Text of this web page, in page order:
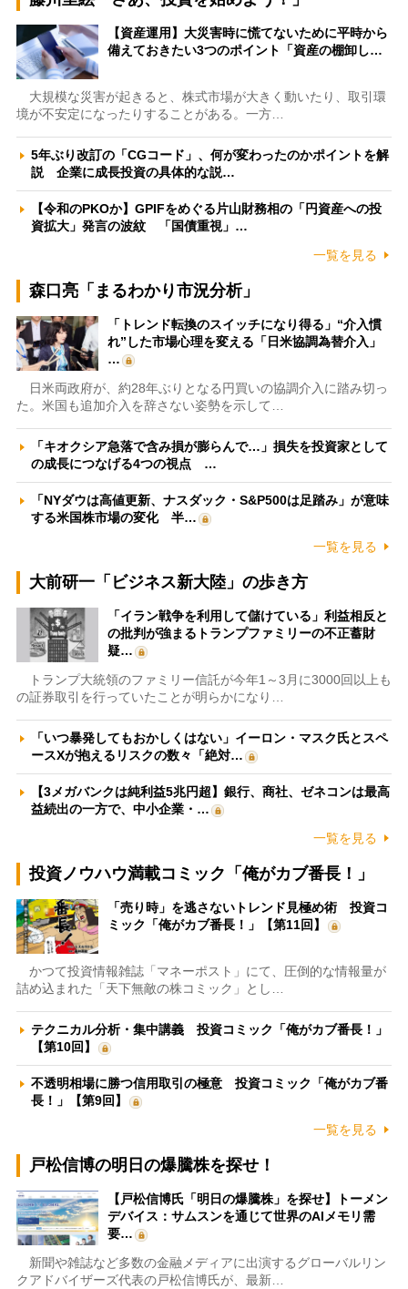
【資産運用】大災害時に慌てないために平時から
備えておきたい3つのポイント「資産の棚卸し…
大規模な災害が起きると、株式市場が大きく動いたり、取引環
境が不安定になったりすることがある。一方…
5年ぶり改訂の「CGコード」、何が変わったのかポイントを解
説 企業に成長投資の具体的な説…
【令和のPKOか】GPIFをめぐる片山財務相の「円資産への投
資拡大」発言の波紋 「国債重視」…
一覧を見る
森口亮「まるわかり市況分析」
「トレンド転換のスイッチになり得る」“介入慣
れ”した市場心理を変える「日米協調為替介入」
…
日米両政府が、約28年ぶりとなる円買いの協調介入に踏み切っ
た。米国も追加介入を辞さない姿勢を示して…
「キオクシア急落で含み損が膨らんで…」損失を投資家として
の成長につなげる4つの視点 …
「NYダウは高値更新、ナスダック・S&P500は足踏み」が意味
する米国株市場の変化 半…
一覧を見る
大前研一「ビジネス新大陸」の歩き方
「イラン戦争を利用して儲けている」利益相反と
の批判が強まるトランプファミリーの不正蓄財
疑…
トランプ大統領のファミリー信託が今年1～3月に3000回以上も
の証券取引を行っていたことが明らかになり…
「いつ暴発してもおかしくはない」イーロン・マスク氏とスペ
ースXが抱えるリスクの数々「絶対…
【3メガバンクは純利益5兆円超】銀行、商社、ゼネコンは最高
益続出の一方で、中小企業・…
一覧を見る
投資ノウハウ満載コミック「俺がカブ番長！」
「売り時」を逃さないトレンド見極め術 投資コ
ミック「俺がカブ番長！」【第11回】
かつて投資情報雑誌「マネーポスト」にて、圧倒的な情報量が
詰め込まれた「天下無敵の株コミック」とし…
テクニカル分析・集中講義 投資コミック「俺がカブ番長！」
【第10回】
不透明相場に勝つ信用取引の極意 投資コミック「俺がカブ番
長！」【第9回】
一覧を見る
戸松信博の明日の爆騰株を探せ！
【戸松信博氏「明日の爆騰株」を探せ】トーメン
デバイス：サムスンを通じて世界のAIメモリ需
要…
新聞や雑誌など多数の金融メディアに出演するグローバルリン
クアドバイザーズ代表の戸松信博氏が、最新…